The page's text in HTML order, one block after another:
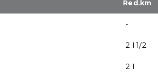
Red.km
-
2 l 1/2
2 l